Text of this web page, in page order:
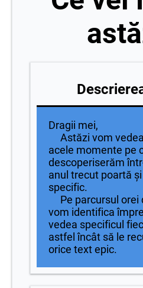
Dragii mei,
Astăzi vom
acele momente pe
descoperiserăm
anul trecut poartă
specific.
Pe parcursul orei
vom identifica
vedea specificul
astfel încât să le
orice text epic.